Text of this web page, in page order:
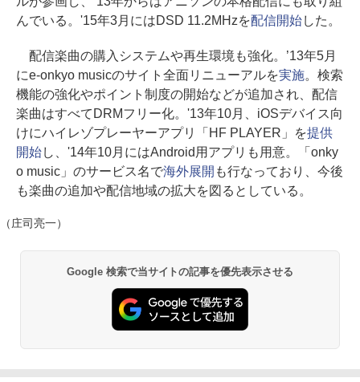
んでいる。'15年3月にはDSD 11.2MHzを配信開始した。
配信楽曲の購入システムや再生環境も強化。’13年5月
にe-onkyo musicのサイト全面リニューアルを実施。検索
機能の強化やポイント制度の開始などが追加され、配信
楽曲はすべてDRMフリー化。'13年10月、iOSデバイス向
けにハイレゾプレーヤーアプリ「HF PLAYER」を提供
開始し、'14年10月にはAndroid用アプリも用意。「onky
o music」のサービス名で海外展開 も行なっており、今後
も楽曲の追加や配信地域の拡大を図るとしている。
（庄司亮一）
Google 検索で当サイトの記事を優先表示させる